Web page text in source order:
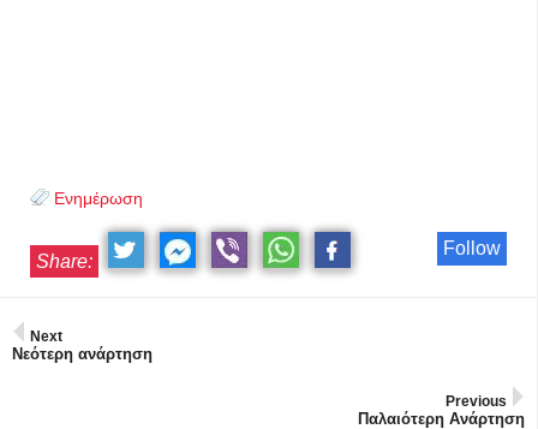
Ενημέρωση
Follow
Share:
Next
Νεότερη ανάρτηση
Previous
Παλαιότερη Ανάρτηση